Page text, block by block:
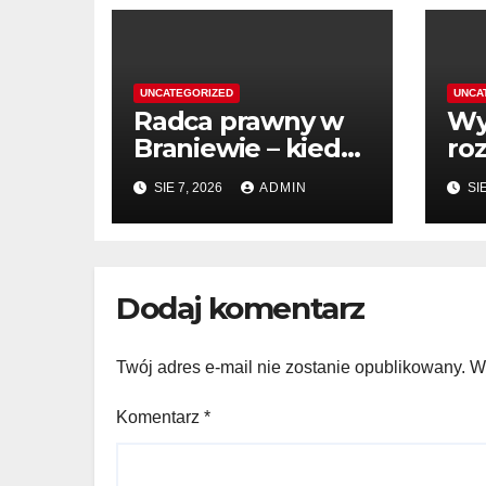
UNCATEGORIZED
Radca prawny w
Braniewie – kiedy
warto skorzystać z
pomocy?
SIE 7, 2026 ADMIN
dla
Dodaj komentarz
Twój adres e-mail nie zostanie opublikowany.
Komentarz *